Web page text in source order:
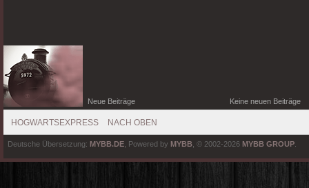
Neue Beiträge Keine neuen Beiträge
HOGWARTSEXPRESS NACH OBEN
Deutsche Übersetzung: MYBB.DE , Powered by MYBB , © 2002-2026 MYBB GROUP